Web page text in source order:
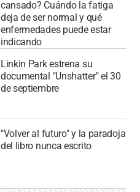
cansado? Cuándo la fatiga
deja de ser normal y qué
enfermedades puede estar
indicando
Linkin Park estrena su
documental "Unshatter" el 30
de septiembre
"Volver al futuro" y la paradoja
del libro nunca escrito